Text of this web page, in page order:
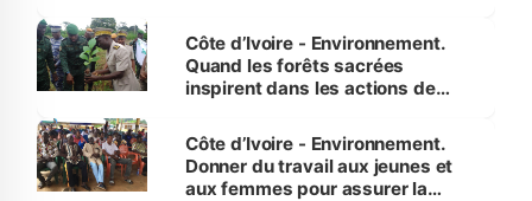
Côte d’Ivoire - Environnement.
Quand les forêts sacrées
inspirent dans les actions de
Côte d’Ivoire - Environnement.
Donner du travail aux jeunes et
aux femmes pour assurer la